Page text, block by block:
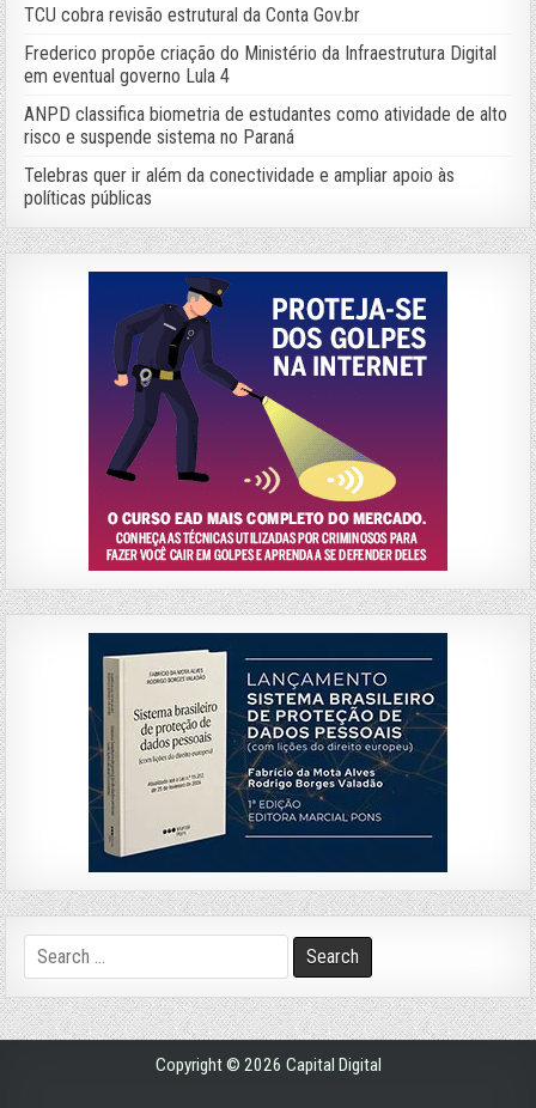
TCU cobra revisão estrutural da Conta Gov.br
Frederico propõe criação do Ministério da Infraestrutura Digital
em eventual governo Lula 4
ANPD classifica biometria de estudantes como atividade de alto
risco e suspende sistema no Paraná
Telebras quer ir além da conectividade e ampliar apoio às
políticas públicas
Search
for:
Copyright © 2026 Capital Digital